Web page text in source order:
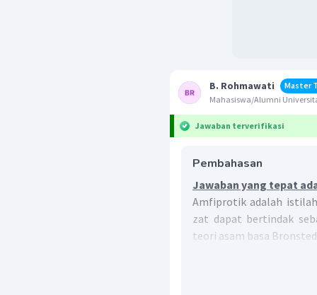
B. Rohmawati
Master
Mahasiswa/Alumni
Jawaban terverifikasi
Pembahasan
Jawaban yang tepat
Amfiprotik adalah
zat dapat bertindak
teori asam basa
Basa: spesi yang